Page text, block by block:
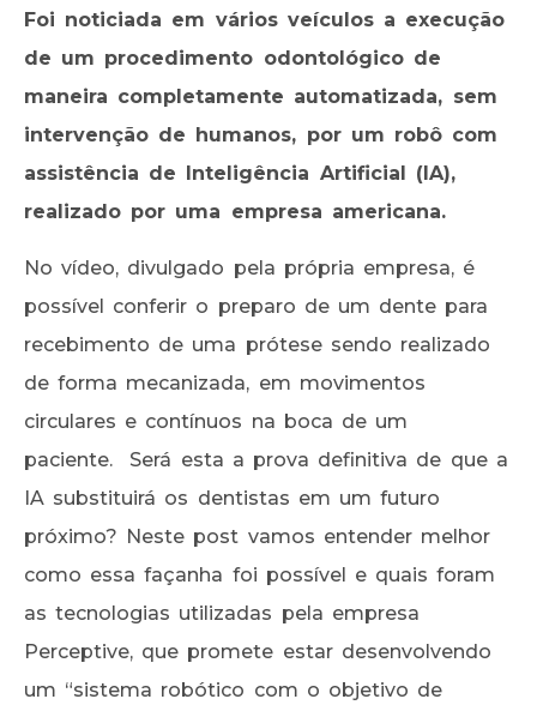
Foi noticiada em vários veículos a execução
de um procedimento odontológico de
maneira completamente automatizada, sem
intervenção de humanos, por um robô com
assistência de Inteligência Artificial (IA),
realizado por uma empresa americana.
No vídeo, divulgado pela própria empresa, é
possível conferir o preparo de um dente para
recebimento de uma prótese sendo realizado
de forma mecanizada, em movimentos
circulares e contínuos na boca de um
paciente. Será esta a prova definitiva de que a
IA substituirá os dentistas em um futuro
próximo? Neste post vamos entender melhor
como essa façanha foi possível e quais foram
as tecnologias utilizadas pela empresa
Perceptive, que promete estar desenvolvendo
um “sistema robótico com o objetivo de